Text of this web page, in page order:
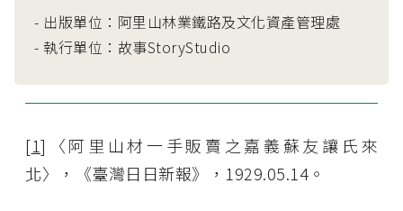
- 出版單位：阿里山林業鐵路及文化資產管理處
- 執行單位：故事StoryStudio
[1]〈阿里山材一手販賣之嘉義蘇友讓氏來
北〉，《臺灣日日新報》，1929.05.14。